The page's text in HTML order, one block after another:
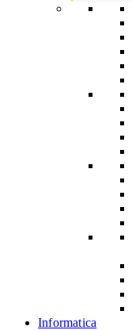
Informatica